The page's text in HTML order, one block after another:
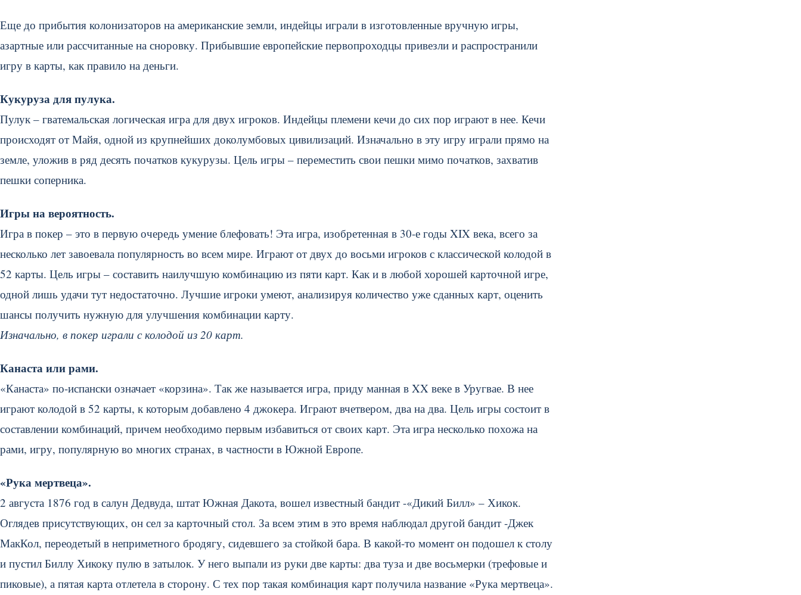
Еще до прибытия колонизаторов на американские земли, индейцы играли в изготовленные вручную игры,
азартные или рассчитанные на сноровку. Прибывшие европейские первопроходцы привезли и распространили
игру в карты, как правило на деньги.
Кукуруза для пулука.
Пулук – гватемальская логическая игра для двух игроков. Индейцы племени кечи до сих пор играют в нее. Кечи
происходят от Майя, одной из крупнейших доколумбовых цивилизаций. Изначально в эту игру играли прямо на
земле, уложив в ряд десять початков кукурузы. Цель игры – переместить свои пешки мимо початков, захватив
пешки соперника.
Игры на вероятность.
Игра в покер – это в первую очередь умение блефовать! Эта игра, изобретенная в 30-е годы XIX века, всего за
несколько лет завоевала популярность во всем мире. Играют от двух до восьми игроков с классической колодой в
52 карты. Цель игры – составить наилучшую комбинацию из пяти карт. Как и в любой хорошей карточной игре,
одной лишь удачи тут недостаточно. Лучшие игроки умеют, анализируя количество уже сданных карт, оценить
шансы получить нужную для улучшения комбинации карту.
Изначально, в покер играли с колодой из 20 карт.
Канаста или рами.
«Канаста» по-испански означает «корзина». Так же называется игра, приду манная в XX веке в Уругвае. В нее
играют колодой в 52 карты, к которым добавлено 4 джокера. Играют вчетвером, два на два. Цель игры состоит в
составлении комбинаций, причем необходимо первым избавиться от своих карт. Эта игра несколько похожа на
рами, игру, популярную во многих странах, в частности в Южной Европе.
«Рука мертвеца».
2 августа 1876 год в салун Дедвуда, штат Южная Дакота, вошел известный бандит -«Дикий Билл» – Хикок.
Оглядев присутствующих, он сел за карточный стол. За всем этим в это время наблюдал другой бандит -Джек
МакКол, переодетый в неприметного бродягу, сидевшего за стойкой бара. В какой-то момент он подошел к столу
и пустил Биллу Хикоку пулю в затылок. У него выпали из руки две карты: два туза и две восьмерки (трефовые и
пиковые), а пятая карта отлетела в сторону. С тех пор такая комбинация карт получила название «Рука мертвеца».